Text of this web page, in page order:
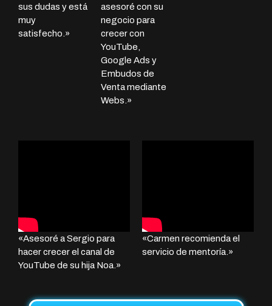
sus dudas y está
muy
satisfecho.»
asesoré con su
negocio para
crecer con
YouTube,
Google Ads y
Embudos de
Venta mediante
Webs.»
«Asesoré a Sergio para
hacer crecer el canal de
YouTube de su hija Noa.»
«Carmen recomienda el
servicio de mentoría.»